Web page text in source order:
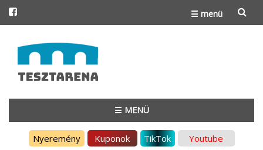
☰ menü
to
content
☰ MENÜ
Nyeremény Kuponok TikTok Youtube